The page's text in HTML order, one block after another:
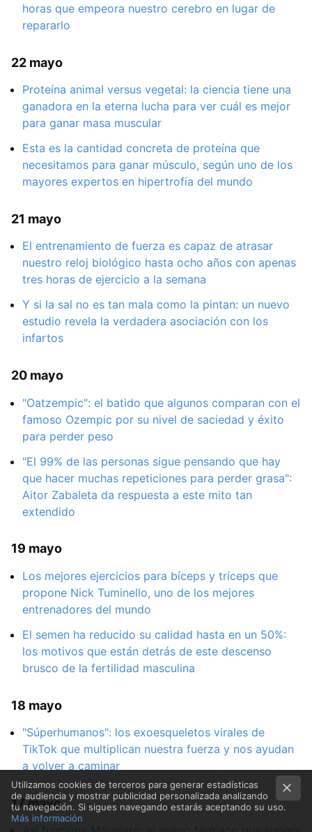
horas que empeora nuestro cerebro en lugar de
repararlo
22 mayo
Proteína animal versus vegetal: la ciencia tiene una
ganadora en la eterna lucha para ver cuál es mejor
para ganar masa muscular
Esta es la cantidad concreta de proteína que
necesitamos para ganar músculo, según uno de los
mayores expertos en hipertrofia del mundo
21 mayo
El entrenamiento de fuerza es capaz de atrasar
nuestro reloj biológico hasta ocho años con apenas
tres horas de ejercicio a la semana
Y si la sal no es tan mala como la pintan: un nuevo
estudio revela la verdadera asociación con los
infartos
20 mayo
"Oatzempic": el batido que algunos comparan con el
famoso Ozempic por su nivel de saciedad y éxito
para perder peso
"El 99% de las personas sigue pensando que hay
que hacer muchas repeticiones para perder grasa":
Aitor Zabaleta da respuesta a este mito tan
extendido
19 mayo
Los mejores ejercicios para bíceps y tríceps que
propone Nick Tuminello, uno de los mejores
entrenadores del mundo
El semen ha reducido su calidad hasta en un 50%:
los motivos que están detrás de este descenso
brusco de la fertilidad masculina
18 mayo
"Súperhumanos": los exoesqueletos virales de
TikTok que multiplican nuestra fuerza y nos ayudan
a volver a caminar
17 mayo
Utilizamos cookies de terceros para generar estadísticas
de audiencia y mostrar publicidad personalizada analizando
tu navegación. Si sigues navegando estarás aceptando su uso.
Más información